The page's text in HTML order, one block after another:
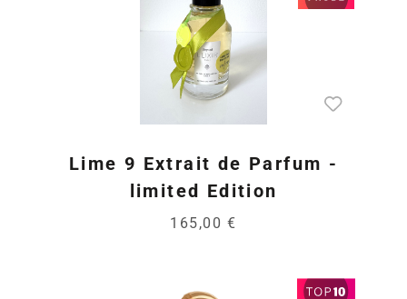
Lime 9 Extrait de Parfum -
limited Edition
165,00 €